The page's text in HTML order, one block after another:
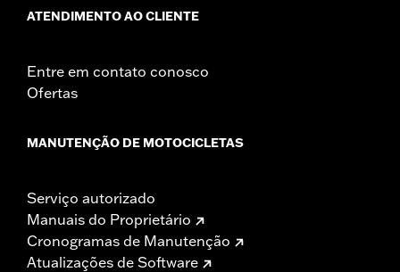
ATENDIMENTO AO CLIENTE
Entre em contato conosco
Ofertas
MANUTENÇÃO DE MOTOCICLETAS
Serviço autorizado
Manuais do Proprietário
Cronogramas de Manutenção
Atualizações de Software